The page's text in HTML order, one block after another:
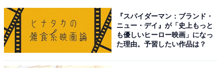
『スパイダーマン：ブランド・
ニュー・デイ』が「史上もっと
も優しいヒーロー映画」になっ
た理由。予習したい作品は？